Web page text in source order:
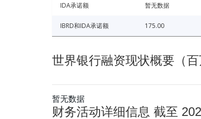
IDA承诺额 暂无数据
IBRD和IDA承诺额 175.00
世界银行融资现状概要（
暂无数据
财务活动详细信息 截至